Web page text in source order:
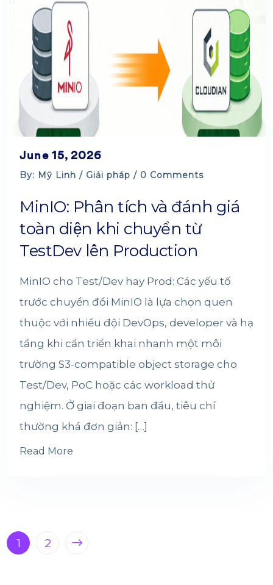
June 15, 2026
By: Mỹ Linh / Giải pháp / 0 Comments
MinIO: Phân tích và đánh giá
toàn diện khi chuyển từ
TestDev lên Production
MinIO cho Test/Dev hay Prod: Các yếu tố
trước chuyển đổi MinIO là lựa chọn quen
thuộc với nhiều đội DevOps, developer và hạ
tầng khi cần triển khai nhanh một môi
trường S3-compatible object storage cho
Test/Dev, PoC hoặc các workload thử
nghiệm. Ở giai đoạn ban đầu, tiêu chí
thường khá đơn giản: […]
Read More
1 2